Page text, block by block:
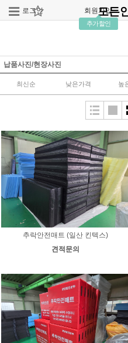
로그인 회원가입
추가할인
모든
납품사진/현장사진
최신순 낮은가격 높
추락안전매트 (일산 킨텍스)
견적문의